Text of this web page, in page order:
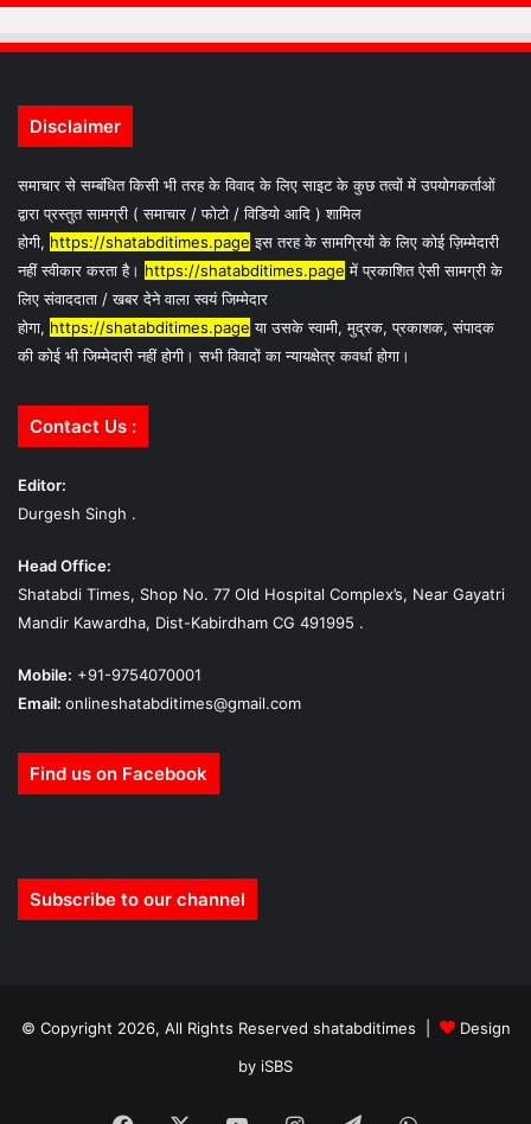
Disclaimer
समाचार से सम्बंधित किसी भी तरह के विवाद के लिए साइट के कुछ तत्वों में उपयोगकर्ताओं
द्वारा प्रस्तुत सामग्री ( समाचार / फोटो / विडियो आदि ) शामिल
होगी, https://shatabditimes.page इस तरह के सामग्रियों के लिए कोई ज़िम्मेदारी
नहीं स्वीकार करता है। https://shatabditimes.page में प्रकाशित ऐसी सामग्री के
लिए संवाददाता / खबर देने वाला स्वयं जिम्मेदार
होगा, https://shatabditimes.page या उसके स्वामी, मुद्रक, प्रकाशक, संपादक
की कोई भी जिम्मेदारी नहीं होगी। सभी विवादों का न्यायक्षेत्र कवर्धा होगा।
Contact Us :
Editor:
Durgesh Singh .
Head Office:
Shatabdi Times, Shop No. 77 Old Hospital Complex’s, Near Gayatri
Mandir Kawardha, Dist-Kabirdham CG 491995 .
Mobile: +91-9754070001
Email: onlineshatabditimes@gmail.com
Find us on Facebook
Subscribe to our channel
© Copyright 2026, All Rights Reserved shatabditimes |
Design
by iSBS